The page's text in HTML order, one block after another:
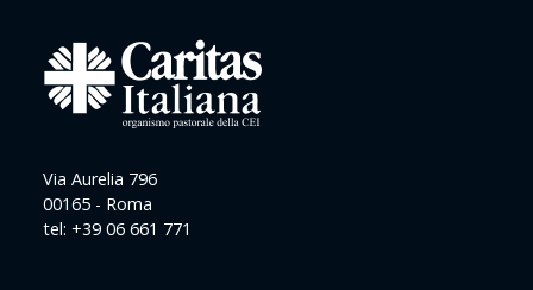
Via Aurelia 796
00165 - Roma
tel: +39 06 661 771